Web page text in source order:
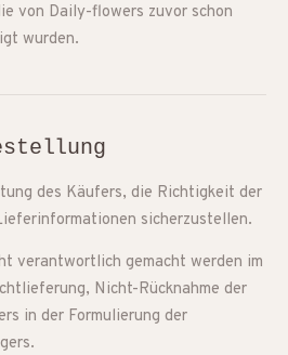
von Daily-flowers zuvor schon
wurden.
des Käufers, die Richtigkeit der
sicherzustellen.
verantwortlich gemacht werden im
Nicht-Rücknahme der
in der Formulierung der